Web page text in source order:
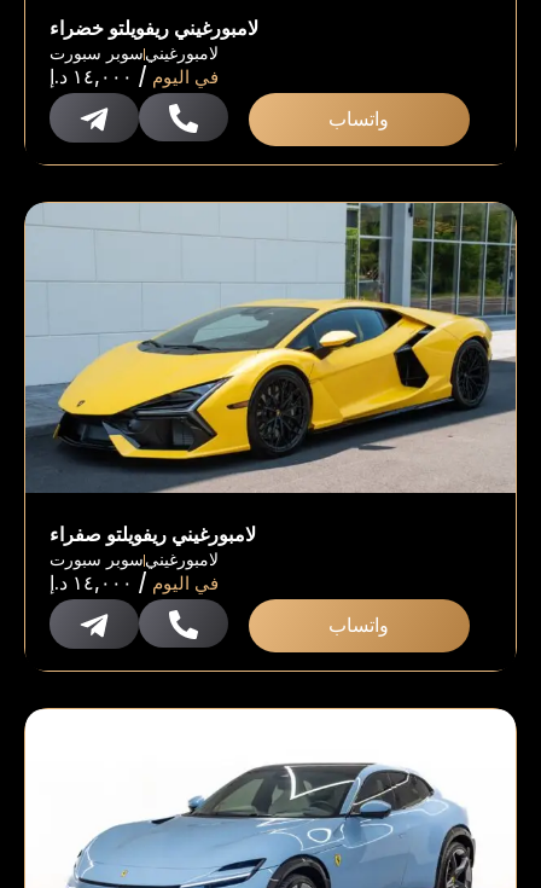
لامبورغيني ريفويلتو خضراء
سوبر سبورتلامبورغيني
١٤,٠٠٠ د.إ / في اليوم
واتساب
لامبورغيني ريفويلتو صفراء
سوبر سبورتلامبورغيني
١٤,٠٠٠ د.إ / في اليوم
واتساب